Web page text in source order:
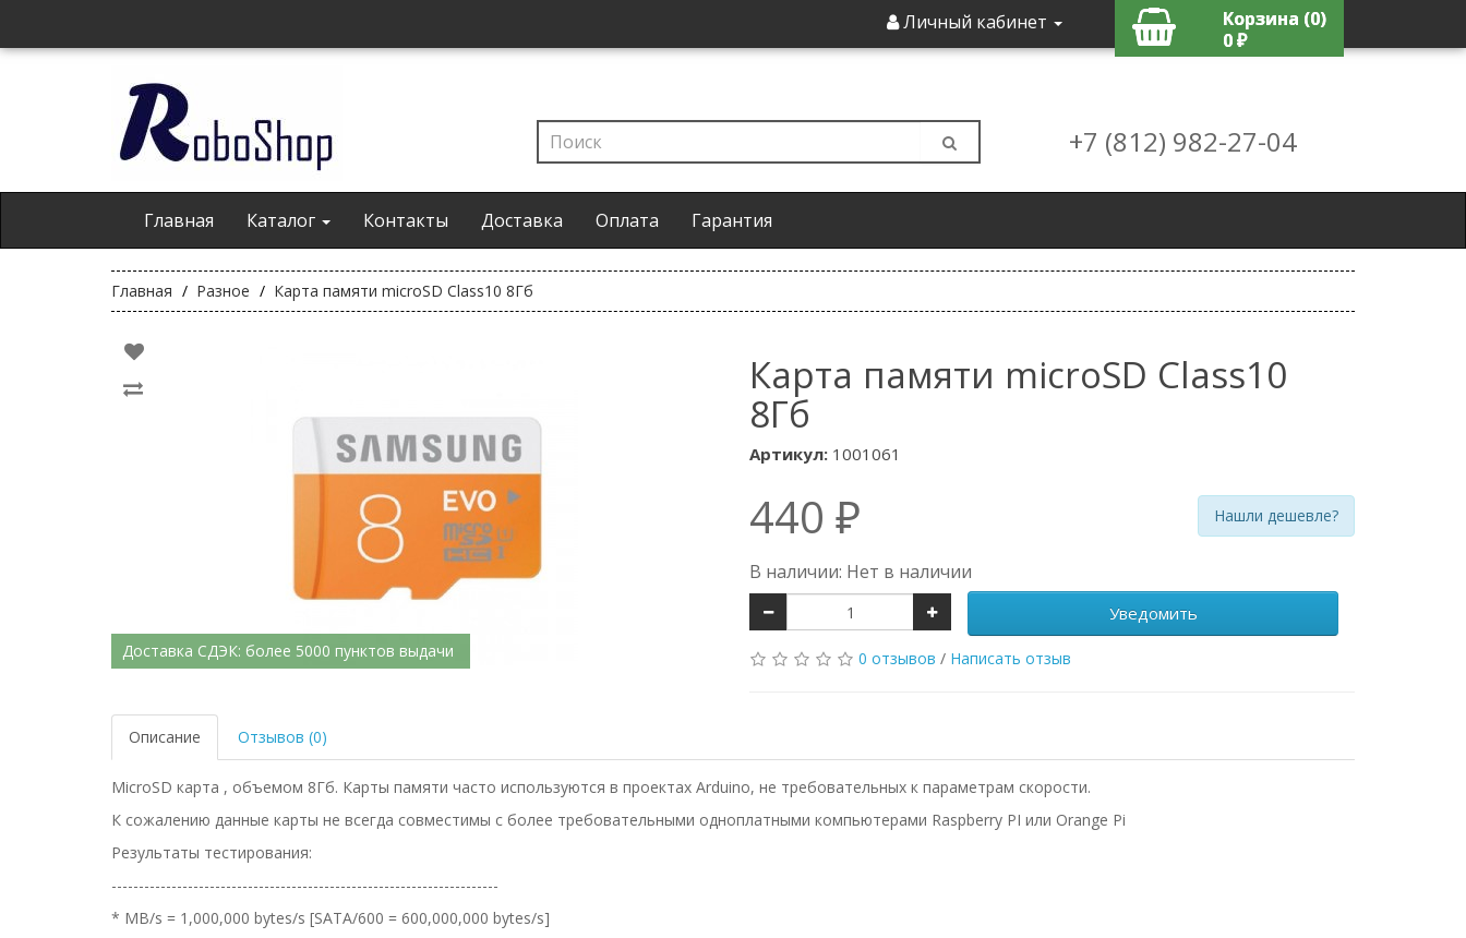
Личный кабинет
Корзина (0)
0 ₽
+7 (812) 982-27-04
Главная Каталог Контакты Доставка Оплата Гарантия
Главная Разное Карта памяти microSD Class10 8Гб
Доставка СДЭК: более 5000 пунктов выдачи
Карта памяти microSD Class10
8Гб
Артикул: 1001061
440 ₽ Нашли дешевле?
В наличии: Нет в наличии
Уведомить
0 отзывов / Написать отзыв
Описание Отзывов (0)
MicroSD карта , объемом 8Гб. Карты памяти часто используются в проектах Arduino, не требовательных к параметрам скорости.
К сожалению данные карты не всегда совместимы с более требовательными одноплатными компьютерами Raspberry PI или Orange Pi
Результаты тестирования:
-----------------------------------------------------------------------
* MB/s = 1,000,000 bytes/s [SATA/600 = 600,000,000 bytes/s]